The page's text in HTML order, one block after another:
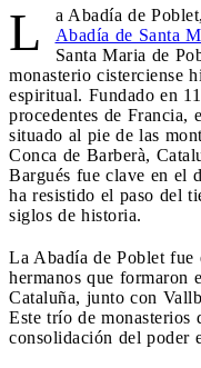
L a Abadía de
Abadía de Santa
Santa Maria de
monasterio cisterciense
espiritual. Fundado en
procedentes de Francia,
situado al pie de las
Conca de Barberà,
Bargués fue clave en el
ha resistido el paso del
siglos de historia.
La Abadía de Poblet fue
hermanos que formaron
Cataluña, junto con
Este trío de monasterios
consolidación del poder